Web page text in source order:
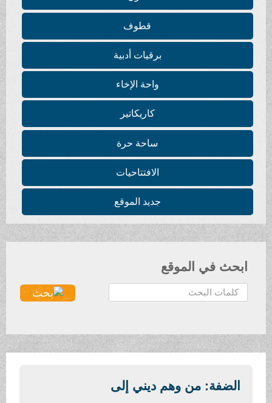
قطوف
برقيات أدبية
واحة الإخاء
كاريكاتير
ساحة حرة
الافتتاحيات
جديد الموقع
ابحث في الموقع
ح
ث
الضفة: من وهم ديني إلى